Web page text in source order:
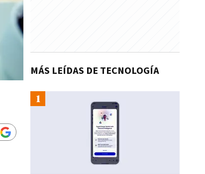
MÁS LEÍDAS DE TECNOLOGÍA